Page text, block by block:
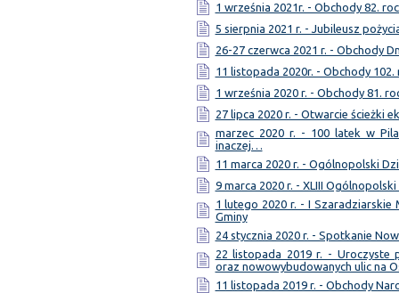
1 września 2021r. - Obchody 82.
5 sierpnia 2021 r. - Jubileusz
26-27 czerwca 2021 r. - Obchody
11 listopada 2020r. - Obchody
1 września 2020 r. - Obchody 81.
27 lipca 2020 r. - Otwarcie ścieżki
marzec 2020 r. - 100 latek w
inaczej…
11 marca 2020 r. - Ogólnopolski
9 marca 2020 r. - XLIII
1 lutego 2020 r. - I
Gminy
24 stycznia 2020 r. - Spotkanie
22 listopada 2019 r. - Uroczyste
oraz nowowybudowanych ulic na
11 listopada 2019 r. - Obchody